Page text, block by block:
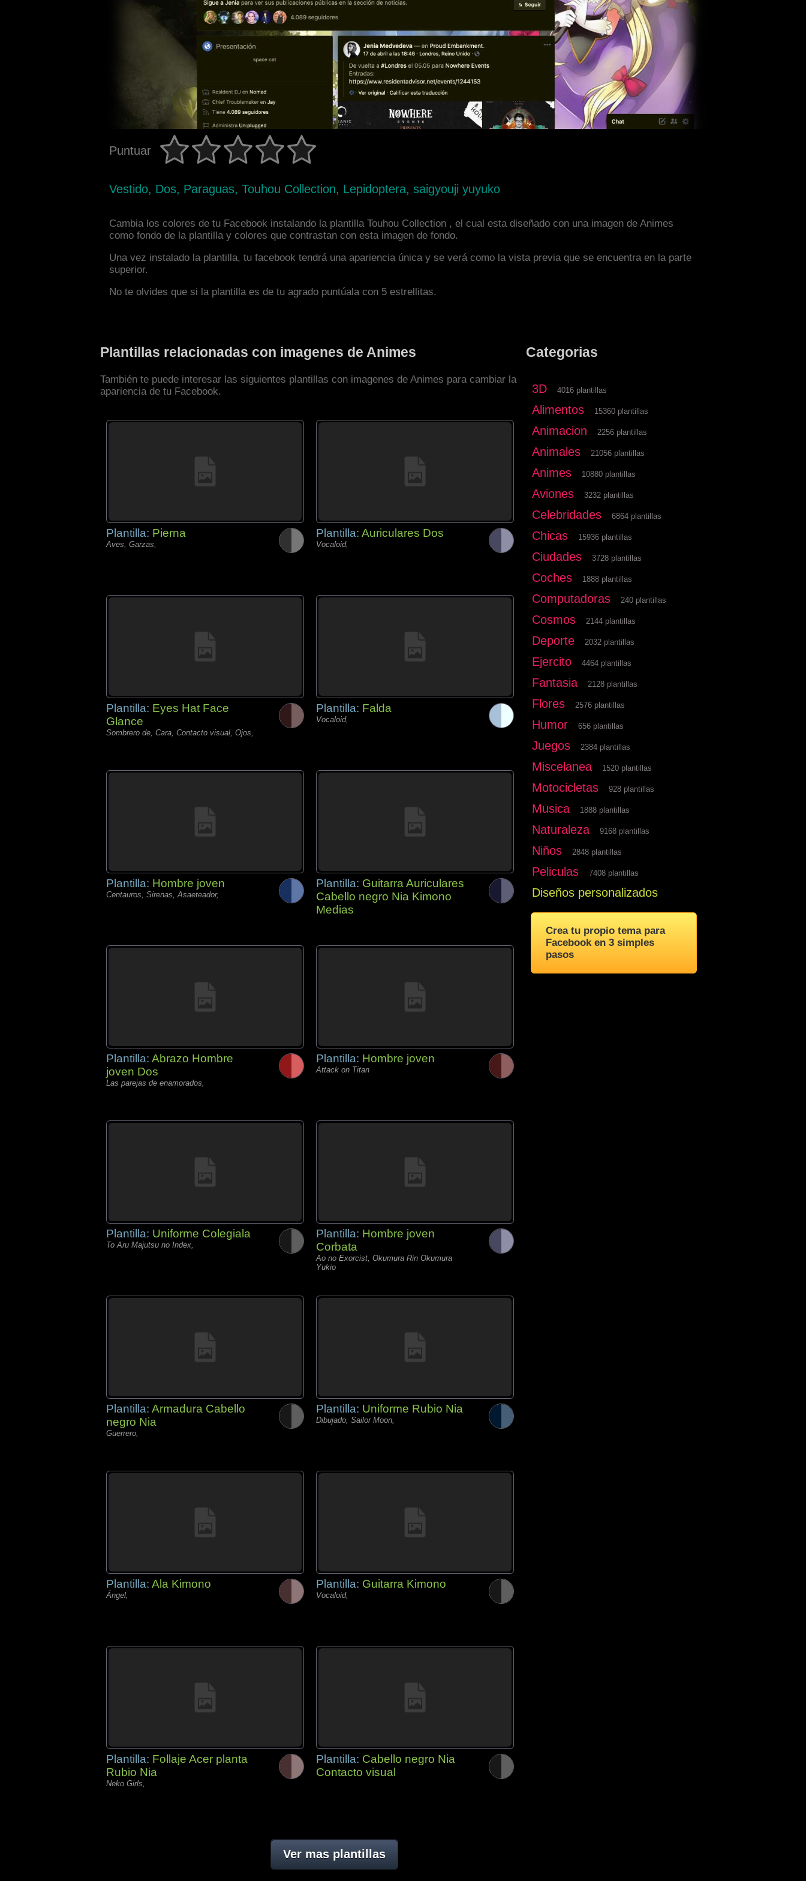
Puntuar
Vestido, Dos, Paraguas, Touhou Collection, Lepidoptera, saigyouji yuyuko
Cambia los colores de tu Facebook instalando la plantilla Touhou Collection , el cual esta diseñado con una imagen de Animes
como fondo de la plantilla y colores que contrastan con esta imagen de fondo.
Una vez instalado la plantilla, tu facebook tendrá una apariencia única y se verá como la vista previa que se encuentra en la parte
superior.
No te olvides que si la plantilla es de tu agrado puntúala con 5 estrellitas.
Plantillas relacionadas con imagenes de Animes
También te puede interesar las siguientes plantillas con imagenes de Animes para cambiar la
apariencia de tu Facebook.
Plantilla: Pierna
Aves, Garzas,
Plantilla: Auriculares Dos
Vocaloid,
Plantilla: Eyes Hat Face
Glance
Sombrero de, Cara, Contacto visual, Ojos,
Plantilla: Falda
Vocaloid,
Plantilla: Hombre joven
Centauros, Sirenas, Asaeteador,
Plantilla: Guitarra Auriculares
Cabello negro Nia Kimono
Medias
Plantilla: Abrazo Hombre
joven Dos
Las parejas de enamorados,
Plantilla: Hombre joven
Attack on Titan
Plantilla: Uniforme Colegiala
To Aru Majutsu no Index,
Plantilla: Hombre joven
Corbata
Ao no Exorcist, Okumura Rin Okumura
Yukio
Plantilla: Armadura Cabello
negro Nia
Guerrero,
Plantilla: Uniforme Rubio Nia
Dibujado, Sailor Moon,
Plantilla: Ala Kimono
Ángel,
Plantilla: Guitarra Kimono
Vocaloid,
Plantilla: Follaje Acer planta
Rubio Nia
Neko Girls,
Plantilla: Cabello negro Nia
Contacto visual
Ver mas plantillas
Categorias
3D 4016 plantillas
Alimentos 15360 plantillas
Animacion 2256 plantillas
Animales 21056 plantillas
Animes 10880 plantillas
Aviones 3232 plantillas
Celebridades 6864 plantillas
Chicas 15936 plantillas
Ciudades 3728 plantillas
Coches 1888 plantillas
Computadoras 240 plantillas
Cosmos 2144 plantillas
Deporte 2032 plantillas
Ejercito 4464 plantillas
Fantasia 2128 plantillas
Flores 2576 plantillas
Humor 656 plantillas
Juegos 2384 plantillas
Miscelanea 1520 plantillas
Motocicletas 928 plantillas
Musica 1888 plantillas
Naturaleza 9168 plantillas
Niños 2848 plantillas
Peliculas 7408 plantillas
Diseños personalizados
Crea tu propio tema para
Facebook en 3 simples
pasos